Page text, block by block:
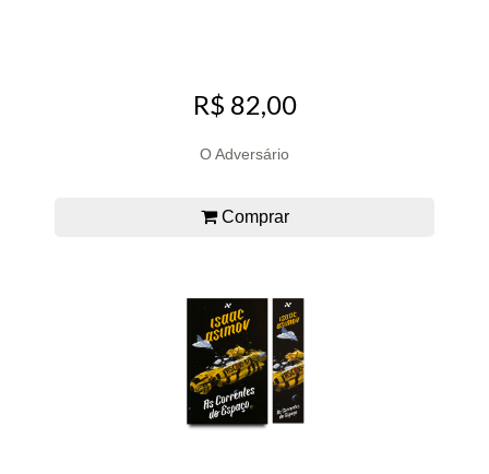
R$ 82,00
O Adversário
Comprar